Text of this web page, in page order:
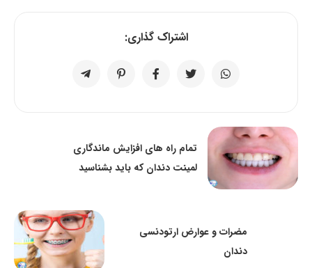
اشتراک گذاری:
تمام راه های افزایش ماندگاری
لمینت دندان که باید بشناسید
مضرات و عوارض ارتودنسی
دندان